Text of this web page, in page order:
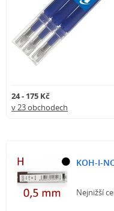
24 - 175 Kč
v 23 obchodech
KOH-I-
Nejnižší